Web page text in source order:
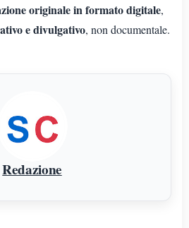
originale in formato digitale,
e divulgativo, non documentale.
Redazione